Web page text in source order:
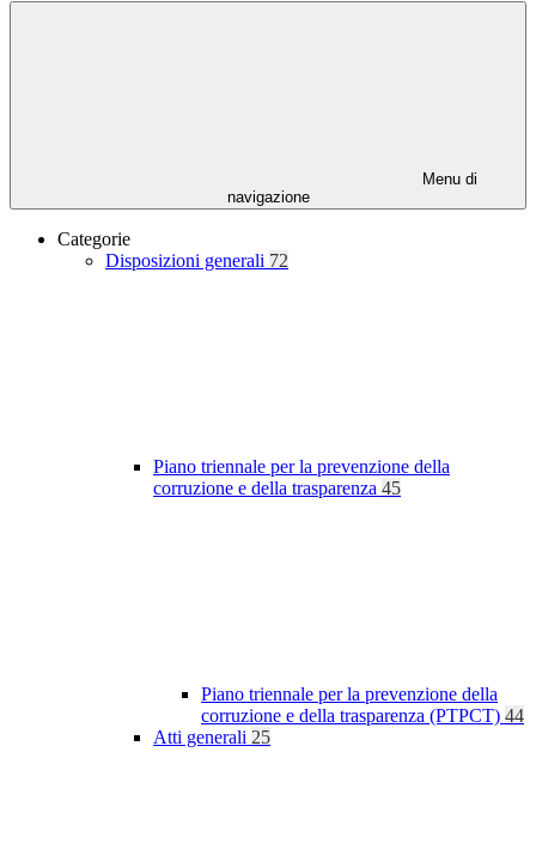
Menu di
navigazione
Categorie
Disposizioni generali 72
Piano triennale per la prevenzione della
corruzione e della trasparenza 45
Piano triennale per la prevenzione della
corruzione e della trasparenza (PTPCT) 44
Atti generali 25